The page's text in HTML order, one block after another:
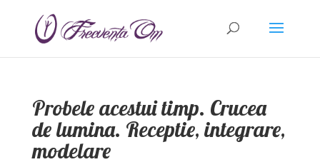
Probele acestui timp. Crucea
de lumina. Receptie, integrare,
modelare